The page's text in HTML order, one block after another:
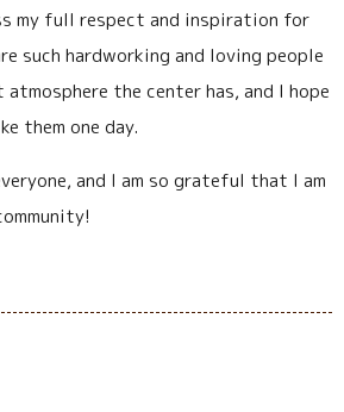
my full respect and inspiration for
such hardworking and loving people
the center has, and I hope
them one day.
and I am so grateful that I am